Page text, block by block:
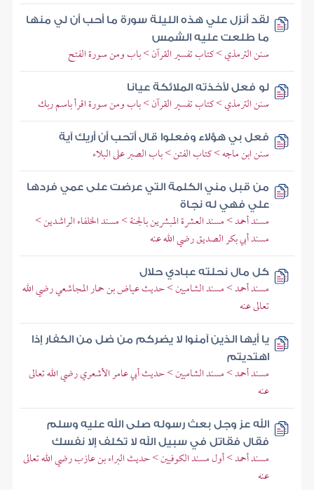
لقد أنزل علي هذه الليلة سورة ما أحب أن لي منها
ما طلعت عليه الشمس
سنن الترمذي > كتاب تفسير القرآن > باب ومن سورة الفتح
لو فعل لأخذته الملائكة عيانا
سنن الترمذي > كتاب تفسير القرآن > باب ومن سورة اقرأ باسم ربك
فعل بي هؤلاء وفعلوا قال أتحب أن أريك آية
سنن ابن ماجه > كتاب الفتن > باب الصبر على البلاء
من قبل مني الكلمة التي عرضت على عمي فردها
علي فهي له نجاة
مسند أحمد > مسند العشرة المبشرين بالجنة > مسند الخلفاء الراشدين >
مسند أبي بكر الصديق رضي الله عنه
كل مال نحلته عبادي حلال
مسند أحمد > مسند الشاميين > حديث عياض بن حمار المجاشعي رضي الله
تعالى عنه
يا أيها الذين آمنوا لا يضركم من ضل من الكفار إذا
اهتديتم
مسند أحمد > مسند الشاميين > حديث أبي عامر الأشعري رضي الله تعالى
عنه
الله عز وجل بعث رسوله صلى الله عليه وسلم
فقال فقاتل في سبيل الله لا تكلف إلا نفسك
مسند أحمد > أول مسند الكوفيين > حديث البراء بن عازب رضي الله تعالى
عنه